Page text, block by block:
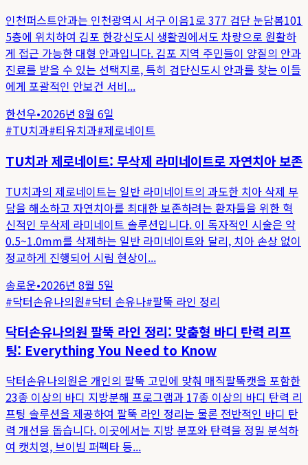
인천퍼스트안과는 인천광역시 서구 이음1로 377 검단 눈담봄101
5층에 위치하여 김포 한강신도시 생활권에서도 차량으로 원활하
게 접근 가능한 대형 안과입니다. 김포 지역 주민들이 양질의 안과
진료를 받을 수 있는 선택지로, 특히 검단신도시 안과를 찾는 이들
에게 포괄적인 안보건 서비...
한선우•2026년 8월 6일
#TU치과#티유치과#제로네이트
TU치과 제로네이트: 무삭제 라미네이트로 자연치아 보존
TU치과의 제로네이트는 일반 라미네이트의 과도한 치아 삭제 부
담을 해소하고 자연치아를 최대한 보존하려는 환자들을 위한 혁
신적인 무삭제 라미네이트 솔루션입니다. 이 독자적인 시술은 약
0.5~1.0mm를 삭제하는 일반 라미네이트와 달리, 치아 손상 없이
정교하게 진행되어 시림 현상이...
송로운•2026년 8월 5일
#닥터손유나의원#닥터 손유나#팔뚝 라인 정리
닥터손유나의원 팔뚝 라인 정리: 맞춤형 바디 탄력 리프
팅: Everything You Need to Know
닥터손유나의원은 개인의 팔뚝 고민에 맞춰 매직팔뚝캣을 포함한
23종 이상의 바디 지방분해 프로그램과 17종 이상의 바디 탄력 리
프팅 솔루션을 제공하여 팔뚝 라인 정리는 물론 전반적인 바디 탄
력 개선을 돕습니다. 이곳에서는 지방 분포와 탄력을 정밀 분석하
여 캣치영, 브이빔 퍼펙타 등...